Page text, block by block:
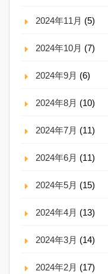
2024年11月 (5)
2024年10月 (7)
2024年9月 (6)
2024年8月 (10)
2024年7月 (11)
2024年6月 (11)
2024年5月 (15)
2024年4月 (13)
2024年3月 (14)
2024年2月 (17)